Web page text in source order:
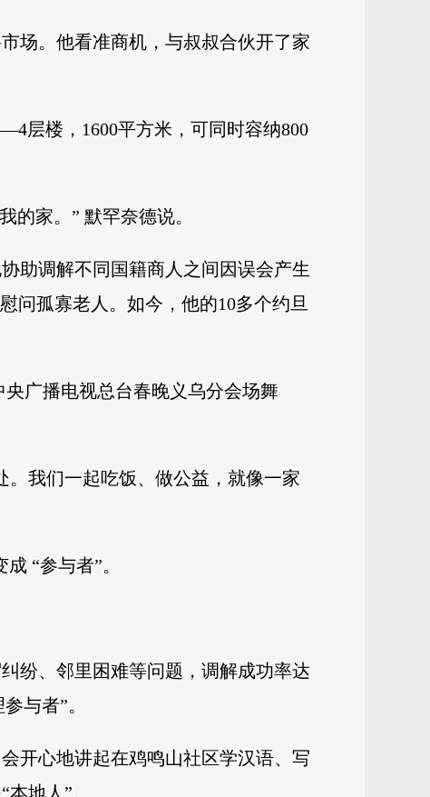
场。他看准商机，与叔叔合伙开了家
层楼，1600平方米，可同时容纳800
的家。” 默罕奈德说。
助调解不同国籍商人之间因误会产生
问孤寡老人。如今，他的10多个约旦
广播电视总台春晚义乌分会场舞
我们一起吃饭、做公益，就像一家
“参与者”。
纷、邻里困难等问题，调解成功率达
与者”。
开心地讲起在鸡鸣山社区学汉语、写
地人”。